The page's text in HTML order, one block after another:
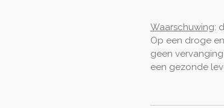
Waarschuwing:
Op een droge
geen
een gezonde